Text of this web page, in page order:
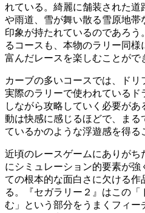
れている。綺麗に舗装された
や雨道、雪が舞い散る雪原地帯
印象が持たれているのであろ
るコースも、本物のラリー同様
富んだレースを楽しむことがで
カーブの多いコースでは、ド
実際のラリーで使われている
しながら攻略していく必要が
動は快感に感じるほどで、まる
ているかのような浮遊感を得る
近頃のレースゲームにありが
にシミュレーション的要素が
ての根本的な面白さに欠ける作
る。『セガラリー２』はこの
む」という部分をうまくフィ